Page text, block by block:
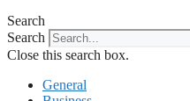
Search
Search
Close this search box.
General